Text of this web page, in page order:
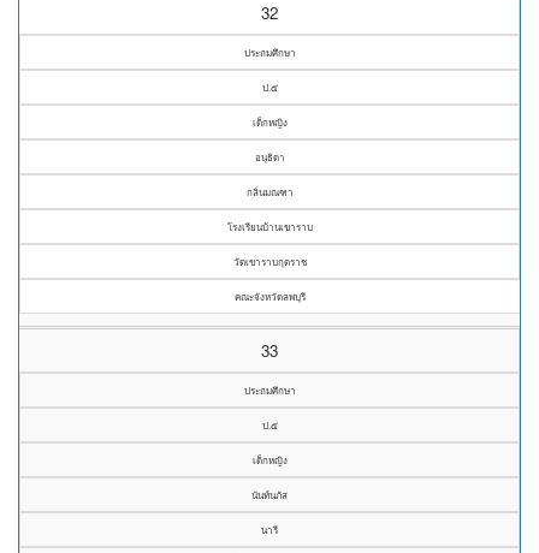
32
ประถมศึกษา
ป.๕
เด็กหญิง
อนุธิดา
กลิ่นมณฑา
โรงเรียนบ้านเขาราบ
วัดเขาราบกุตราช
คณะจังหวัดลพบุรี
33
ประถมศึกษา
ป.๕
เด็กหญิง
นันท์นภัส
นารี